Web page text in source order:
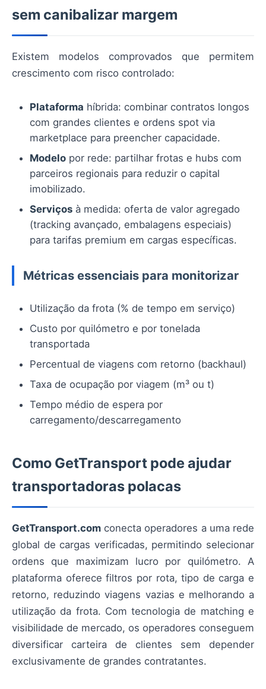
sem canibalizar margem
Existem modelos comprovados que permitem
crescimento com risco controlado:
Plataforma híbrida: combinar contratos longos
com grandes clientes e ordens spot via
marketplace para preencher capacidade.
Modelo por rede: partilhar frotas e hubs com
parceiros regionais para reduzir o capital
imobilizado.
Serviços à medida: oferta de valor agregado
(tracking avançado, embalagens especiais)
para tarifas premium em cargas específicas.
Métricas essenciais para monitorizar
Utilização da frota (% de tempo em serviço)
Custo por quilómetro e por tonelada
transportada
Percentual de viagens com retorno (backhaul)
Taxa de ocupação por viagem (m³ ou t)
Tempo médio de espera por
carregamento/descarregamento
Como GetTransport pode ajudar
transportadoras polacas
GetTransport.com conecta operadores a uma rede
global de cargas verificadas, permitindo selecionar
ordens que maximizam lucro por quilómetro. A
plataforma oferece filtros por rota, tipo de carga e
retorno, reduzindo viagens vazias e melhorando a
utilização da frota. Com tecnologia de matching e
visibilidade de mercado, os operadores conseguem
diversificar carteira de clientes sem depender
exclusivamente de grandes contratantes.